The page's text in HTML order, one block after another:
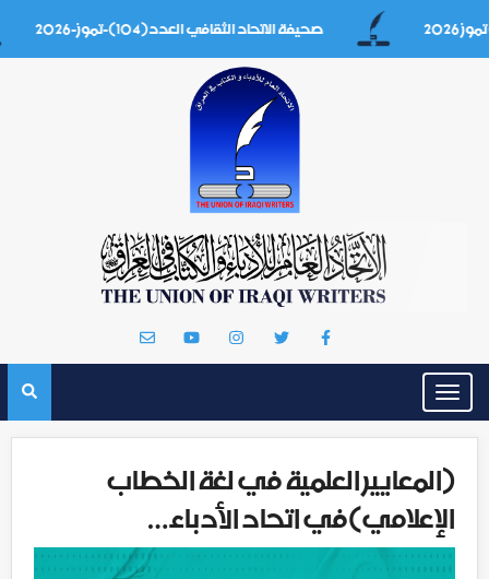
صحيفة الاتحاد الثقافي العدد(104)-تموز-2026
Toggle
navigation
(المعايير العلمية في لغة الخطاب
الإعلامي)في اتحاد الأدباء…